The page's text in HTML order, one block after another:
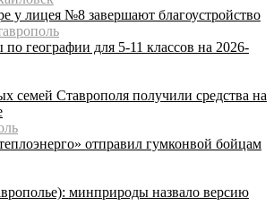
у лицея №8 завершают благоустройство
географии для 5-11 классов на 2026-
семей Ставрополя получили средства на
отправил гумконвой бойцам
минприроды назвало версию